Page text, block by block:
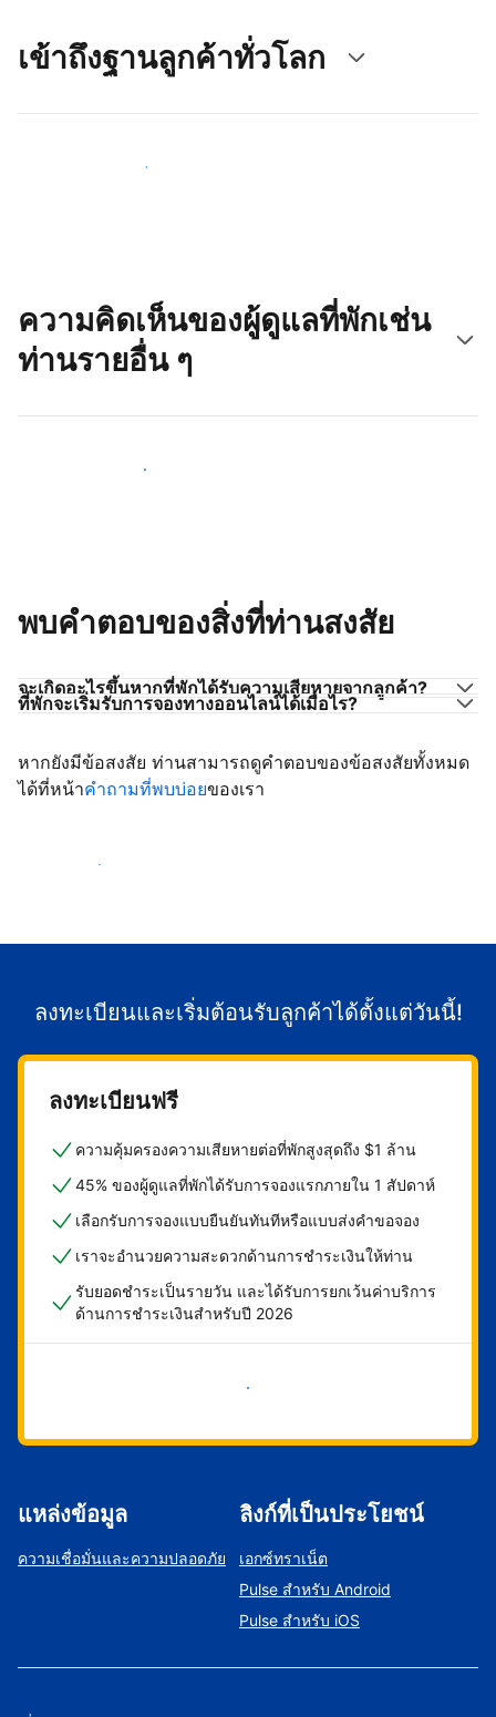
เข้าถึงฐานลูกค้าทั่วโลก
เข้าถึงลูกค้าใหม่ ๆ ตั้งแต่วันนี้
ความคิดเห็นของผู้ดูแลที่พักเช่น
ท่านรายอื่น ๆ
มาร่วมกับผู้ดูแลที่พักเช่นท่าน
พบคำตอบของสิ่งที่ท่านสงสัย
จะเกิดอะไรขึ้นหากที่พักได้รับความเสียหายจากลูกค้า?
ที่พักจะเริ่มรับการจองทางออนไลน์ได้เมื่อไร?
หากยังมีข้อสงสัย ท่านสามารถดูคำตอบของข้อสงสัยทั้งหมด
ได้ที่หน้าคำถามที่พบบ่อยของเรา
เริ่มต้อนรับลูกค้า
ลงทะเบียนและเริ่มต้อนรับลูกค้าได้ตั้งแต่วันนี้!
ลงทะเบียนฟรี
ความคุ้มครองความเสียหายต่อที่พักสูงสุดถึง $1 ล้าน
45% ของผู้ดูแลที่พักได้รับการจองแรกภายใน 1 สัปดาห์
เลือกรับการจองแบบยืนยันทันทีหรือแบบส่งคำขอจอง
เราจะอำนวยความสะดวกด้านการชำระเงินให้ท่าน
รับยอดชำระเป็นรายวัน และได้รับการยกเว้นค่าบริการ
ด้านการชำระเงินสำหรับปี 2026
เริ่มดำเนินการเลย
แหล่งข้อมูล
ความเชื่อมั่นและความปลอดภัย
ลิงก์ที่เป็นประโยชน์
เอกซ์ทราเน็ต
Pulse สำหรับ Android
Pulse สำหรับ iOS